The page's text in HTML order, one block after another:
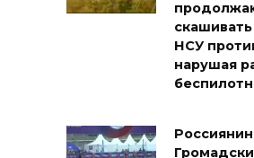
НСУ
нарушая